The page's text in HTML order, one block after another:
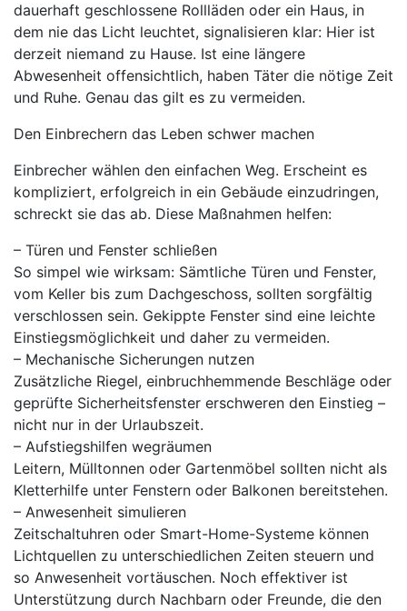
dauerhaft geschlossene Rollläden oder ein Haus, in
dem nie das Licht leuchtet, signalisieren klar: Hier ist
derzeit niemand zu Hause. Ist eine längere
Abwesenheit offensichtlich, haben Täter die nötige Zeit
und Ruhe. Genau das gilt es zu vermeiden.
Den Einbrechern das Leben schwer machen
Einbrecher wählen den einfachen Weg. Erscheint es
kompliziert, erfolgreich in ein Gebäude einzudringen,
schreckt sie das ab. Diese Maßnahmen helfen:
– Türen und Fenster schließen
So simpel wie wirksam: Sämtliche Türen und Fenster,
vom Keller bis zum Dachgeschoss, sollten sorgfältig
verschlossen sein. Gekippte Fenster sind eine leichte
Einstiegsmöglichkeit und daher zu vermeiden.
– Mechanische Sicherungen nutzen
Zusätzliche Riegel, einbruchhemmende Beschläge oder
geprüfte Sicherheitsfenster erschweren den Einstieg –
nicht nur in der Urlaubszeit.
– Aufstiegshilfen wegräumen
Leitern, Mülltonnen oder Gartenmöbel sollten nicht als
Kletterhilfe unter Fenstern oder Balkonen bereitstehen.
– Anwesenheit simulieren
Zeitschaltuhren oder Smart-Home-Systeme können
Lichtquellen zu unterschiedlichen Zeiten steuern und
so Anwesenheit vortäuschen. Noch effektiver ist
Unterstützung durch Nachbarn oder Freunde, die den